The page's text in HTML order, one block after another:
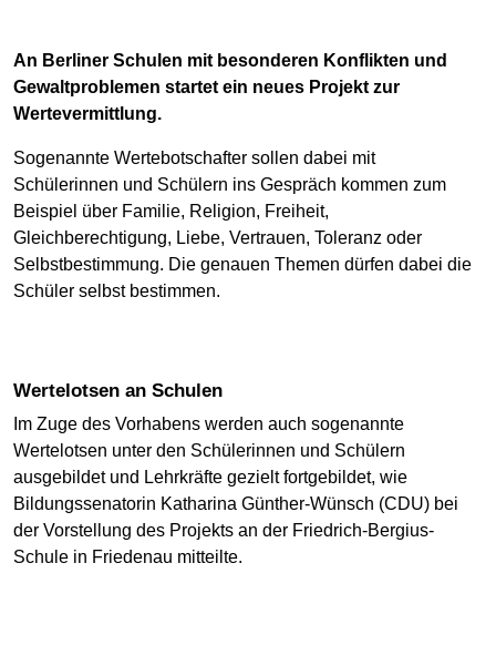
An Berliner Schulen mit besonderen Konflikten und
Gewaltproblemen startet ein neues Projekt zur
Wertevermittlung.
Sogenannte Wertebotschafter sollen dabei mit
Schülerinnen und Schülern ins Gespräch kommen zum
Beispiel über Familie, Religion, Freiheit,
Gleichberechtigung, Liebe, Vertrauen, Toleranz oder
Selbstbestimmung. Die genauen Themen dürfen dabei die
Schüler selbst bestimmen.
Wertelotsen an Schulen
Im Zuge des Vorhabens werden auch sogenannte
Wertelotsen unter den Schülerinnen und Schülern
ausgebildet und Lehrkräfte gezielt fortgebildet, wie
Bildungssenatorin Katharina Günther-Wünsch (CDU) bei
der Vorstellung des Projekts an der Friedrich-Bergius-
Schule in Friedenau mitteilte.